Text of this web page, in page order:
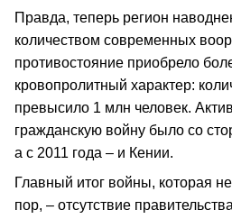
Правда, теперь регион
количеством современных
противостояние приобрело
кровопролитный характер:
превысило 1 млн человек.
гражданскую войну было со
а с 2011 года – и Кении.
Главный итог войны, которая
пор, – отсутствие